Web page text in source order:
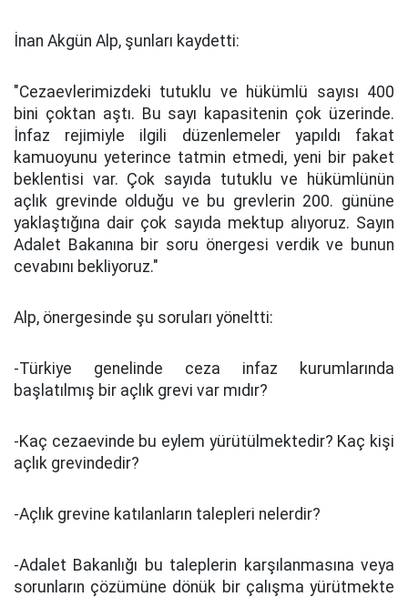
İnan Akgün Alp, şunları kaydetti:
"Cezaevlerimizdeki tutuklu ve hükümlü sayısı 400
bini çoktan aştı. Bu sayı kapasitenin çok üzerinde.
İnfaz rejimiyle ilgili düzenlemeler yapıldı fakat
kamuoyunu yeterince tatmin etmedi, yeni bir paket
beklentisi var. Çok sayıda tutuklu ve hükümlünün
açlık grevinde olduğu ve bu grevlerin 200. gününe
yaklaştığına dair çok sayıda mektup alıyoruz. Sayın
Adalet Bakanına bir soru önergesi verdik ve bunun
cevabını bekliyoruz."
Alp, önergesinde şu soruları yöneltti:
-Türkiye genelinde ceza infaz kurumlarında
başlatılmış bir açlık grevi var mıdır?
-Kaç cezaevinde bu eylem yürütülmektedir? Kaç kişi
açlık grevindedir?
-Açlık grevine katılanların talepleri nelerdir?
-Adalet Bakanlığı bu taleplerin karşılanmasına veya
sorunların çözümüne dönük bir çalışma yürütmekte